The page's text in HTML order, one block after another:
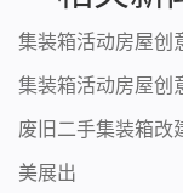
集装箱活动房屋创
集装箱活动房屋创
废旧二手集装箱改
美展出